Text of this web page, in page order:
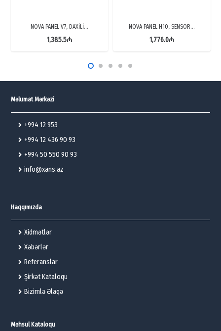
NOVA PANEL V7, DAXİLİ…
1,385.5₼
NOVA PANEL H10, SENSOR…
1,776.0₼
Məlumat Mərkəzi
+994 12 953
+994 12 436 90 93
+994 50 550 90 93
info@xans.az
Haqqımızda
Xidmətlər
Xəbərlər
Referanslar
Şirkət Kataloqu
Bizimlə Əlaqə
Məhsul Kataloqu